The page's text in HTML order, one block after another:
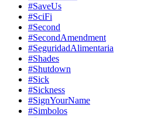
#SaveUs
#SciFi
#Second
#SecondAmendment
#SeguridadAlimentaria
#Shades
#Shutdown
#Sick
#Sickness
#SignYourName
#Simbolos